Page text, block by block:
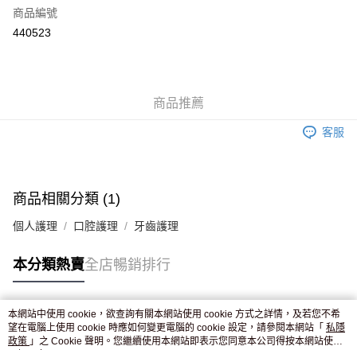
Apple Pay
付款後門市自取，訂單確認後2-4個工作天到店，7天內取。逾期後
商品編號
440523
商品推薦
客服
商品相關分類 (1)
個人護理 口腔護理 牙齒護理
本分類熱賣全店暢銷排行
熱門標籤
本網站中使用 cookie，欲查詢有關本網站使用 cookie 方式之詳情，及若您不希
望在電腦上使用 cookie 時應如何變更電腦的 cookie 設定，請參閱本網站「 私隱
政策 」之 Cookie 聲明。您繼續使用本網站即表示您同意本公司得按本網站使用